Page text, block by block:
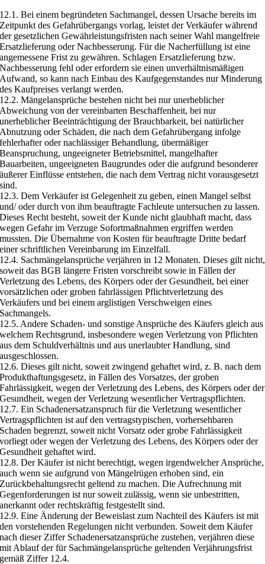
12.1. Bei einem begründeten Sachmangel, dessen Ursache bereits im
Zeitpunkt des Gefahrübergangs vorlag, leistet der Verkäufer während
der gesetzlichen Gewährleistungsfristen nach seiner Wahl mangelfreie
Ersatzlieferung oder Nachbesserung. Für die Nacherfüllung ist eine
angemessene Frist zu gewähren. Schlagen Ersatzlieferung bzw.
Nachbesserung fehl oder erfordern sie einen unverhältnismäßigen
Aufwand, so kann nach Einbau des Kaufgegenstandes nur Minderung
des Kaufpreises verlangt werden.
12.2. Mängelansprüche bestehen nicht bei nur unerheblicher
Abweichung von der vereinbarten Beschaffenheit, bei nur
unerheblicher Beeinträchtigung der Brauchbarkeit, bei natürlicher
Abnutzung oder Schäden, die nach dem Gefahrübergang infolge
fehlerhafter oder nachlässiger Behandlung, übermäßiger
Beanspruchung, ungeeigneter Betriebsmittel, mangelhafter
Bauarbeiten, ungeeigneten Baugrundes oder die aufgrund besonderer
äußerer Einflüsse entstehen, die nach dem Vertrag nicht vorausgesetzt
sind.
12.3. Dem Verkäufer ist Gelegenheit zu geben, einen Mangel selbst
und/ oder durch von ihm beauftragte Fachleute untersuchen zu lassen.
Dieses Recht besteht, soweit der Kunde nicht glaubhaft macht, dass
wegen Gefahr im Verzuge Sofortmaßnahmen ergriffen werden
mussten. Die Übernahme von Kosten für beauftragte Dritte bedarf
einer schriftlichen Vereinbarung im Einzelfall.
12.4. Sachmängelansprüche verjähren in 12 Monaten. Dieses gilt nicht,
soweit das BGB längere Fristen vorschreibt sowie in Fällen der
Verletzung des Lebens, des Körpers oder der Gesundheit, bei einer
vorsätzlichen oder groben fahrlässigen Pflichtverletzung des
Verkäufers und bei einem arglistigen Verschweigen eines
Sachmangels.
12.5. Andere Schaden- und sonstige Ansprüche des Käufers gleich aus
welchem Rechtsgrund, insbesondere wegen Verletzung von Pflichten
aus dem Schuldverhältnis und aus unerlaubter Handlung, sind
ausgeschlossen.
12.6. Dieses gilt nicht, soweit zwingend gehaftet wird, z. B. nach dem
Produkthaftungsgesetz, in Fällen des Vorsatzes, der groben
Fahrlässigkeit, wegen der Verletzung des Lebens, des Körpers oder der
Gesundheit, wegen der Verletzung wesentlicher Vertragspflichten.
12.7. Ein Schadenersatzanspruch für die Verletzung wesentlicher
Vertragspflichten ist auf den vertragstypischen, vorhersehbaren
Schaden begrenzt, soweit nicht Vorsatz oder grobe Fahrlässigkeit
vorliegt oder wegen der Verletzung des Lebens, des Körpers oder der
Gesundheit gehaftet wird.
12.8. Der Käufer ist nicht berechtigt, wegen irgendwelcher Ansprüche,
auch wenn sie aufgrund von Mängelrügen erhoben sind, ein
Zurückbehaltungsrecht geltend zu machen. Die Aufrechnung mit
Gegenforderungen ist nur soweit zulässig, wenn sie unbestritten,
anerkannt oder rechtskräftig festgestellt sind.
12.9. Eine Änderung der Beweislast zum Nachteil des Käufers ist mit
den vorstehenden Regelungen nicht verbunden. Soweit dem Käufer
nach dieser Ziffer Schadenersatzansprüche zustehen, verjähren diese
mit Ablauf der für Sachmängelansprüche geltenden Verjährungsfrist
gemäß Ziffer 12.4.